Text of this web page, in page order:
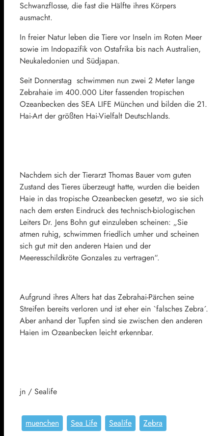
Schwanzflosse, die fast die Hälfte ihres Körpers
ausmacht.
In freier Natur leben die Tiere vor Inseln im Roten Meer
sowie im Indopazifik von Ostafrika bis nach Australien,
Neukaledonien und Südjapan.
Seit Donnerstag schwimmen nun zwei 2 Meter lange
Zebrahaie im 400.000 Liter fassenden tropischen
Ozeanbecken des SEA LIFE München und bilden die 21.
Hai-Art der größten Hai-Vielfalt Deutschlands.
Nachdem sich der Tierarzt Thomas Bauer vom guten
Zustand des Tieres überzeugt hatte, wurden die beiden
Haie in das tropische Ozeanbecken gesetzt, wo sie sich
nach dem ersten Eindruck des technisch-biologischen
Leiters Dr. Jens Bohn gut einzuleben scheinen: „Sie
atmen ruhig, schwimmen friedlich umher und scheinen
sich gut mit den anderen Haien und der
Meeresschildkröte Gonzales zu vertragen“.
Aufgrund ihres Alters hat das Zebrahai-Pärchen seine
Streifen bereits verloren und ist eher ein `falsches Zebra´.
Aber anhand der Tupfen sind sie zwischen den anderen
Haien im Ozeanbecken leicht erkennbar.
jn / Sealife
muenchen Sea Life Sealife Zebra